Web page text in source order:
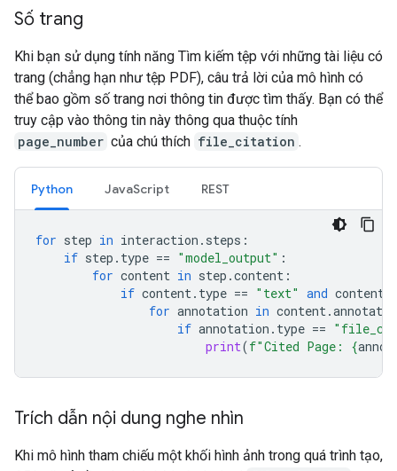
Số trang
Khi bạn sử dụng tính năng Tìm kiếm tệp với những tài liệu có
trang (chẳng hạn như tệp PDF), câu trả lời của mô hình có
thể bao gồm số trang nơi thông tin được tìm thấy. Bạn có thể
truy cập vào thông tin này thông qua thuộc tính
page_number của chú thích file_citation .
Python JavaScript REST
for step in interaction . steps :
if step . type == "model_output" :
for content in step .content :
if content. type == "text" and content
for annotation in content.
if annotation . type ==
print(f"Cited Page: {
Trích dẫn nội dung nghe nhìn
Khi mô hình tham chiếu một khối hình ảnh trong quá trình tạo,